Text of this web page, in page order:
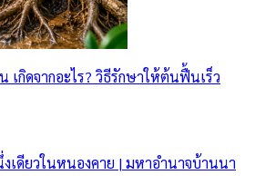
เกิดจากอะไร? วิธีรักษาให้ต้นฟื้นเร็ว
เดียวในหนองคาย | มหาอำนาจบ้านนา